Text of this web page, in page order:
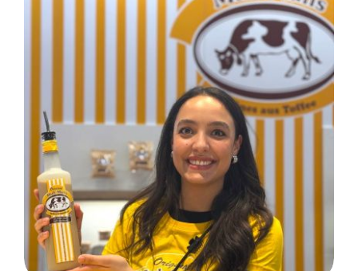
ISM Cologne, Muh-Muhs Bar
für Pico Food GmbH